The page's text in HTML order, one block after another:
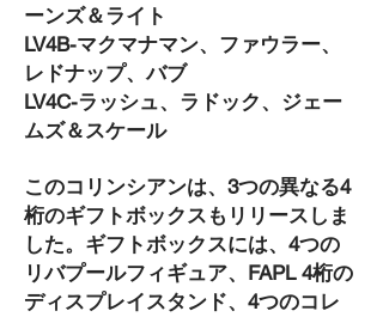
ーンズ＆ライト
LV4B-マクマナマン、ファウラー、
レドナップ、バブ
LV4C-ラッシュ、ラドック、ジェー
ムズ＆スケール
このコリンシアンは、3つの異なる4
桁のギフトボックスもリリースしま
した。ギフトボックスには、4つの
リバプールフィギュア、FAPL 4桁の
ディスプレイスタンド、4つのコレ